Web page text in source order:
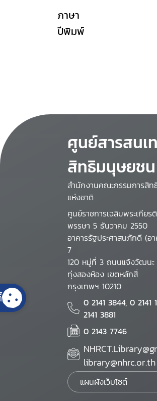
ภาษา
ปีพิมพ์
ศูนย์สารสนเ
สิทธิมนุษยชน
สำนักงานคณะกรรมการสิ
แห่งชาติ
ศูนย์ราชการเฉลิมพระเกียร
พรรษา 5 ธันวาคม 2550
อาคารรัฐประศาสนภักดี (อ
7
120 หมู่ที่ 3 ถนนแจ้งวัฒนะ
ทุ่งสองห้อง เขตหลักสี่
กรุงเทพฯ 10210
0 2141 3844, 0 2141
2141 3881
0 2143 7746
library@nhrc.or.th
แผนผังเว็บไซต์